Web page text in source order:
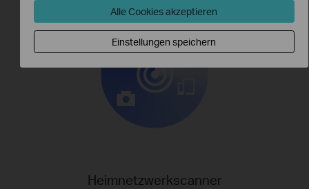
Heimnetzwerkscanner
Alle Cookies akzeptieren
Einstellungen speichern